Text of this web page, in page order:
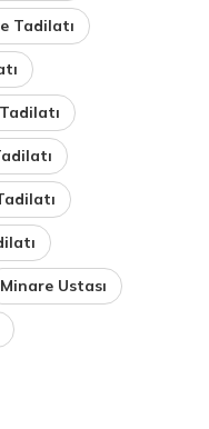
Tadilatı
Minare Ustası